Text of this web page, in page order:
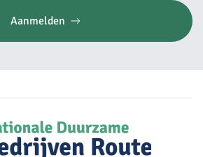
Aanmelden